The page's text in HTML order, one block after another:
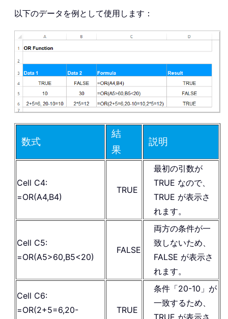
以下のデータを例として使用します：
数式
結
果
説明
Cell C4:
=OR(A4,B4)
TRUE
最初の引数が
TRUE なので、
TRUE が表示さ
れます。
Cell C5:
=OR(A5>60,B5<20)
FALSE
両方の条件が一
致しないため、
FALSE が表示さ
れます。
Cell C6:
=OR(2+5=6,20-
TRUE
条件「20-10」が
一致するため、
TRUE が表示さ